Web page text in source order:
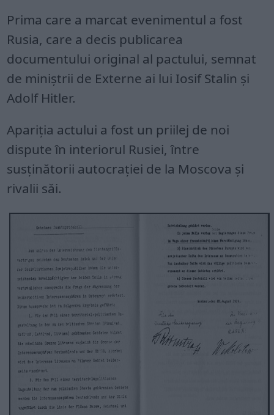
Prima care a marcat evenimentul a fost
Rusia, care a decis publicarea
documentului original al pactului, semnat
de miniștrii de Externe ai lui Iosif Stalin și
Adolf Hitler.
Apariția actului a fost un priilej de noi
dispute în interiorul Rusiei, între
susținătorii autocrației de la Moscova și
rivalii săi.